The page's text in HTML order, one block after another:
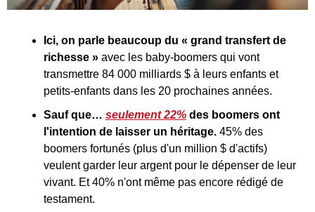
Ici, on parle beaucoup du « grand transfert de
richesse » avec les baby-boomers qui vont
transmettre 84 000 milliards $ à leurs enfants et
petits-enfants dans les 20 prochaines années.
Sauf que… seulement 22% des boomers ont
l'intention de laisser un héritage. 45% des
boomers fortunés (plus d'un million $ d'actifs)
veulent garder leur argent pour le dépenser de leur
vivant. Et 40% n'ont même pas encore rédigé de
testament.